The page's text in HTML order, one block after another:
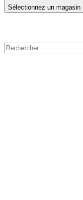
Sélectionnez un magasin